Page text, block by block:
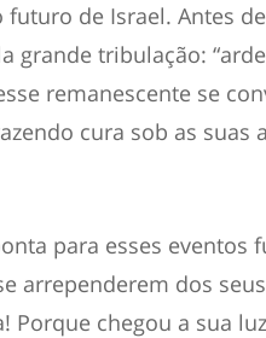
de Israel. Antes
grande tribulação:
remanescente se
cura sob as suas
para esses eventos
arrependerem dos
Porque chegou a sua